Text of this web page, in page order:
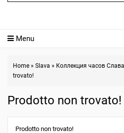
Menu
Home » Slava » Коллекция часов
trovato!
Prodotto non trovato!
Prodotto non trovato!